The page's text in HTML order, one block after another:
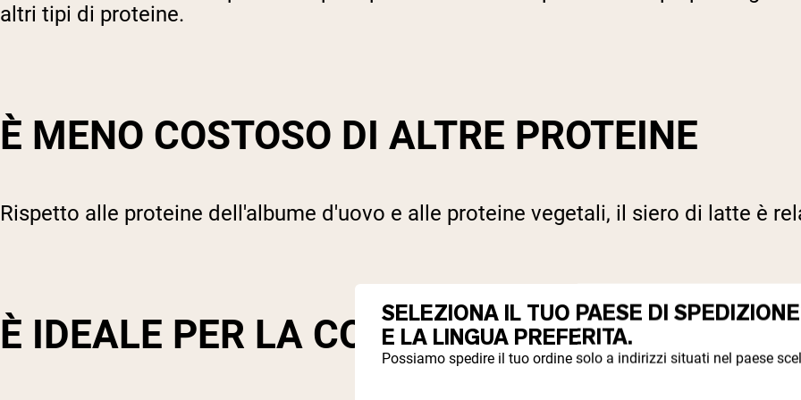
altri tipi di proteine.
È MENO COSTOSO DI ALTRE PROTEINE
Rispetto alle proteine dell'albume d'uovo e alle proteine vegetali, il siero di latte è
È IDEALE PER LA COSTRUZIONE MUSCOLARE
SELEZIONA IL TUO PAESE DI
E LA LINGUA PREFERITA.
Possiamo spedire il tuo ordine solo a indirizzi situati nel paese